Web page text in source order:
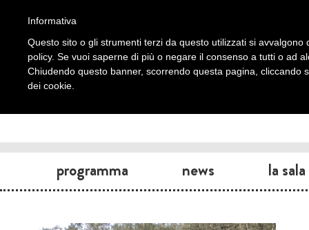
programma news la sala
Informativa
Questo sito o gli strumenti terzi da questo utilizzati si
policy. Se vuoi saperne di più o negare il consenso a tutti o ad
Chiudendo questo banner, scorrendo questa pagina, cliccando
dei cookie.